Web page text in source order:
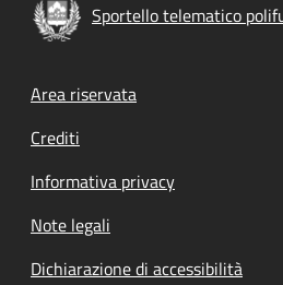
Sportello telematico
Footer menu
Area riservata
Crediti
Informativa privacy
Note legali
Dichiarazione di accessibilità